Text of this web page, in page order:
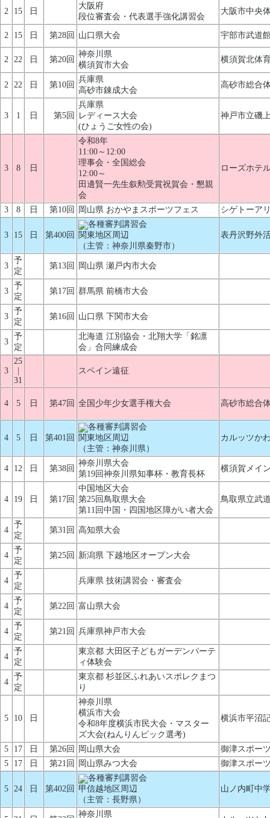
2 15 日
大阪府
段位審査会・代表選手強化講習会
大阪市中央
2 15 日 第28回 山口県大会 宇部市武道
2 22 日 第20回
神奈川県
横須賀市大会
横須賀北体
2 22 日 第10回
兵庫県
高砂市錬成大会
高砂市総合
3 1 日 第5回
兵庫県
レディース大会
(ひょうご女性の会)
神戸市立磯
3 8 日
令和8年
11:00～12:00
理事会・全国総会
12:00～
田邊賢一先生叙勲受賞祝賀会・懇親
会
ローズホテ
3 8 日 第10回 岡山県 おかやまスポーツフェス シゲトーア
3 15 日 第400回
各種審判講習会
関東地区周辺
（主管：神奈川県秦野市）
表丹沢野外
3
予
定
第13回 岡山県 瀬戸内市大会
3
予
定
第17回 群馬県 前橋市大会
3
予
定
第16回 山口県 下関市大会
3
予
定
北海道 江別協会・北翔大学「銘凛
会」合同練成会
3
25
31
スペイン遠征
4 5 日 第47回 全国少年少女選手権大会 高砂市総合
4 5 日 第401回
各種審判講習会
関東地区周辺
（主管：神奈川県）
カルッツか
4 12 日 第38回
神奈川県大会
第19回神奈川県知事杯・教育長杯
横須賀メイ
4 19 日 第17回
中国地区大会
第25回鳥取県大会
第11回中国・四国地区障がい者大会
鳥取県立武
4
予
定
第31回 高知県大会
4
予
定
第25回 新潟県 下越地区オープン大会
4
予
定
兵庫県 技術講習会・審査会
4
予
定
第22回 富山県大会
4
予
定
第21回 兵庫県神戸市大会
4
予
定
東京都 大田区子どもガーデンパーテ
ィ体験会
4
予
定
東京都 杉並区ふれあいスポレクまつ
り
5 10 日
神奈川県
横浜市大会
令和8年度横浜市民大会・マスター
ズ大会(ねんりんピック選考)
横浜市平沼
5 17 日 第26回 岡山県大会
御津スポー
5
17 日 第21回 岡山県みつ大会 御津スポー
5 24 日 第402回
各種審判講習会
甲信越地区周辺
（主管：長野県）
山ノ内町中
神奈川県